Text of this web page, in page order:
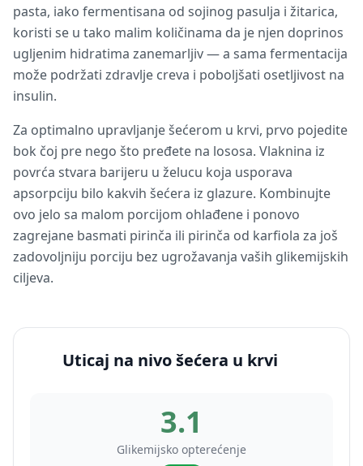
pasta, iako fermentisana od sojinog pasulja i žitarica,
koristi se u tako malim količinama da je njen doprinos
ugljenim hidratima zanemarljiv — a sama fermentacija
može podržati zdravlje creva i poboljšati osetljivost na
insulin.
Za optimalno upravljanje šećerom u krvi, prvo pojedite
bok čoj pre nego što pređete na lososa. Vlaknina iz
povrća stvara barijeru u želucu koja usporava
apsorpciju bilo kakvih šećera iz glazure. Kombinujte
ovo jelo sa malom porcijom ohlađene i ponovo
zagrejane basmati pirinča ili pirinča od karfiola za još
zadovoljniju porciju bez ugrožavanja vaših glikemijskih
ciljeva.
Uticaj na nivo šećera u krvi
3.1
Glikemijsko opterećenje